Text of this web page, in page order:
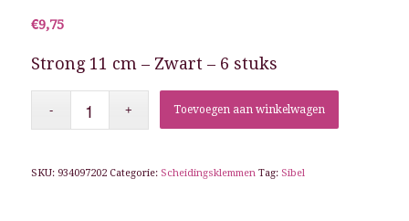
€9,75
Strong 11 cm – Zwart – 6 stuks
Toevoegen aan winkelwagen
SKU: 934097202 Categorie: Scheidingsklemmen Tag: Sibel